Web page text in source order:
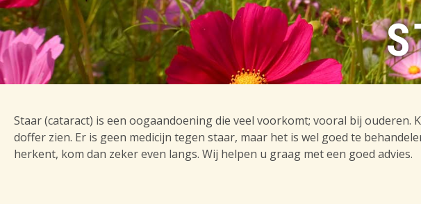
Staar (cataract) is een oogaandoening die veel voorkomt; vooral bij ouderen.
doffer zien. Er is geen medicijn tegen staar, maar het is wel goed te
herkent, kom dan zeker even langs. Wij helpen u graag met een goed advies.